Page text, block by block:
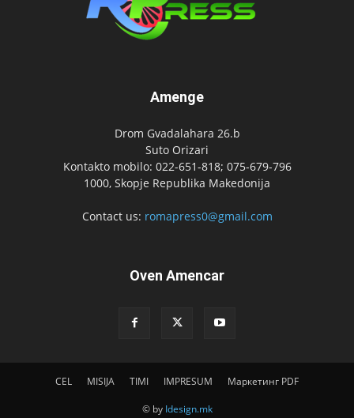
Amenge
Drom Gvadalahara 26.b
Suto Orizari
Kontakto mobilo: 022-651-818; 075-679-796
1000, Skopje Republika Makedonija
Contact us: romapress0@gmail.com
Oven Amencar
CEL MISIJA TIMI IMPRESUM Маркетинг PDF
© by Idesign.mk